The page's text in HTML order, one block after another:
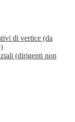
di vertice (da
(dirigenti non